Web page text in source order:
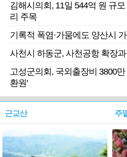
김해시의회, 11일 544억 원 규
리 주목
기록적 폭염·가뭄에도 양산시 가
사천시 하동군, 사천공항 확장
고성군의회, 국외출장비 3800만
환원'
근교산 주